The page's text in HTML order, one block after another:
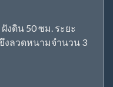
ฝังดิน 50 ซม. ระยะ
ขึงลวดหนามจำนวน 3